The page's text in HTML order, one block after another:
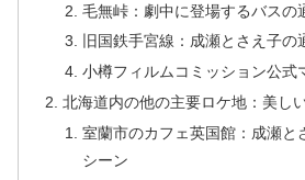
毛無峠：劇中に登場するバスの
旧国鉄手宮線：成瀬とさえ子の
小樽フィルムコミッション公式
北海道内の他の主要ロケ地：美し
室蘭市のカフェ英国館：成瀬と
シーン